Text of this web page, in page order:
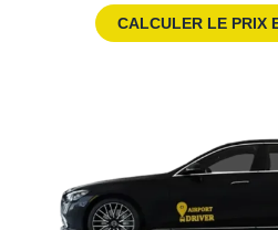
CALCULER LE PRIX